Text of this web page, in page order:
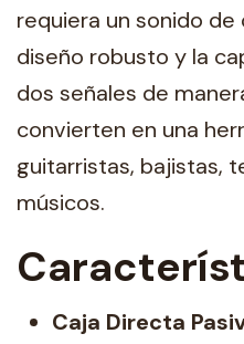
requiera un sonido de
diseño robusto y la
dos señales de
convierten en una
guitarristas, bajistas,
músicos.
Caja Directa